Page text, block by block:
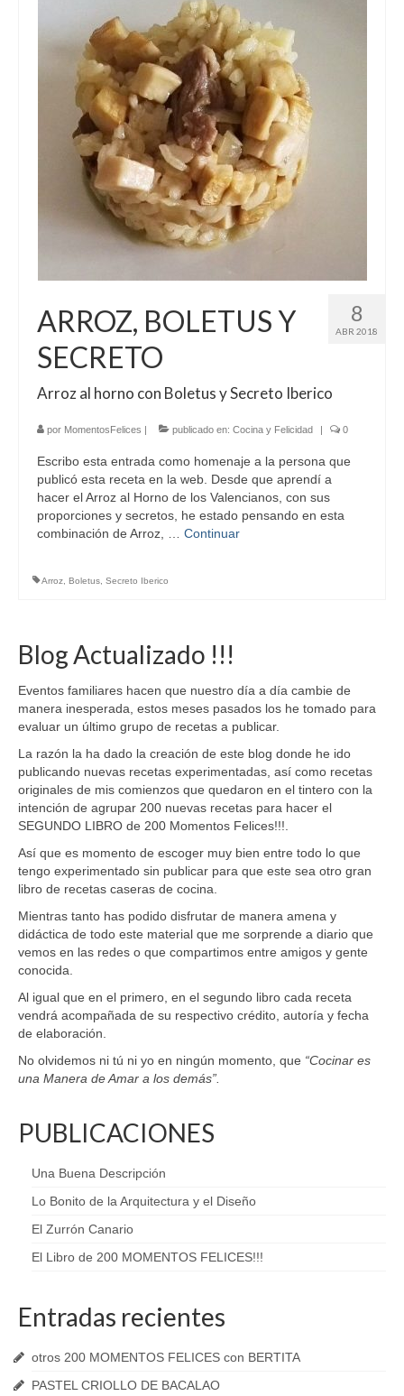
El Libro de 200 MOMENTOS FELICES!!!
Contacto
8
ABR 2018
ARROZ, BOLETUS Y
SECRETO
Arroz al horno con Boletus y Secreto Iberico
por MomentosFelices publicado en: Cocina y Felicidad 0
Escribo esta entrada como homenaje a la persona que
publicó esta receta en la web. Desde que aprendí a
hacer el Arroz al Horno de los Valencianos, con sus
proporciones y secretos, he estado pensando en esta
combinación de Arroz, … Continuar
Arroz, Boletus, Secreto Iberico
Blog Actualizado !!!
Eventos familiares hacen que nuestro día a día cambie de
manera inesperada, estos meses pasados los he tomado para
evaluar un último grupo de recetas a publicar.
La razón la ha dado la creación de este blog donde he ido
publicando nuevas recetas experimentadas, así como recetas
originales de mis comienzos que quedaron en el tintero con la
intención de agrupar 200 nuevas recetas para hacer el
SEGUNDO LIBRO de 200 Momentos Felices!!!.
Así que es momento de escoger muy bien entre todo lo que
tengo experimentado sin publicar para que este sea otro gran
libro de recetas caseras de cocina.
Mientras tanto has podido disfrutar de manera amena y
didáctica de todo este material que me sorprende a diario que
vemos en las redes o que compartimos entre amigos y gente
conocida.
Al igual que en el primero, en el segundo libro cada receta
vendrá acompañada de su respectivo crédito, autoría y fecha
de elaboración.
No olvidemos ni tú ni yo en ningún momento, que “Cocinar es
una Manera de Amar a los demás”.
PUBLICACIONES
Una Buena Descripción
Lo Bonito de la Arquitectura y el Diseño
El Zurrón Canario
El Libro de 200 MOMENTOS FELICES!!!
Entradas recientes
otros 200 MOMENTOS FELICES con BERTITA
PASTEL CRIOLLO DE BACALAO